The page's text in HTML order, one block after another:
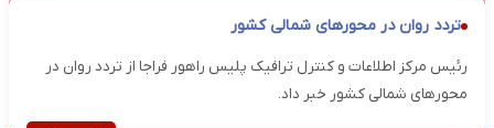
تردد روان در محورهای شمالی کشور
رئیس مرکز اطلاعات و کنترل ترافیک پلیس راهور فراجا از تردد روان در
محورهای شمالی کشور خبر داد.